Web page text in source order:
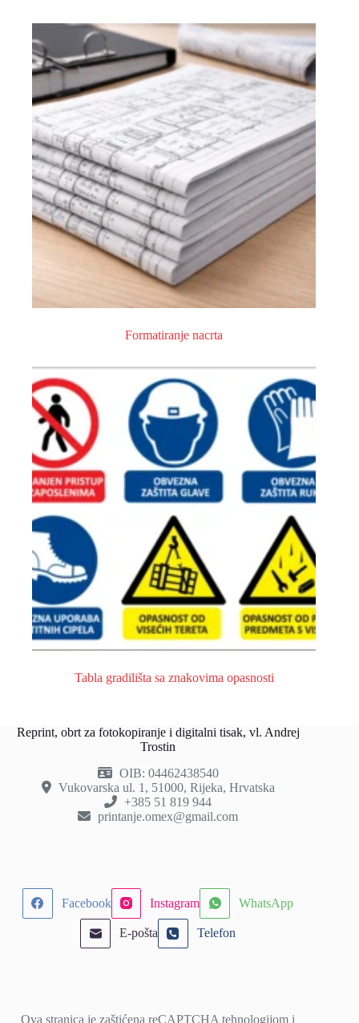
Formatiranje nacrta
Tabla gradilišta sa znakovima opasnosti
Reprint, obrt za fotokopiranje i digitalni tisak, vl. Andrej
Trostin
OIB: 04462438540
Vukovarska ul. 1, 51000, Rijeka, Hrvatska
+385 51 819 944
printanje.omex@gmail.com
Facebook Instagram WhatsApp
E-pošta Telefon
Ova stranica je zaštićena reCAPTCHA tehnologijom i